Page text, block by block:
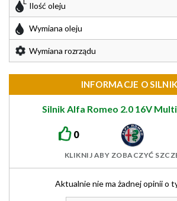
Ilość oleju
Wymiana oleju
Wymiana rozrządu
INFORMACJE O
Silnik Alfa Romeo 2.0 16V
0
KLIKNIJ ABY ZOBACZYĆ
Aktualnie nie ma żadnej opinii o